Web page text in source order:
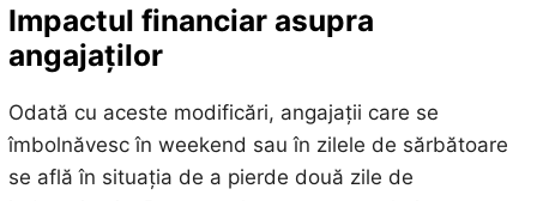
Impactul financiar asupra
angajaților
Odată cu aceste modificări, angajații care se
îmbolnăvesc în weekend sau în zilele de sărbătoare
se află în situația de a pierde două zile de